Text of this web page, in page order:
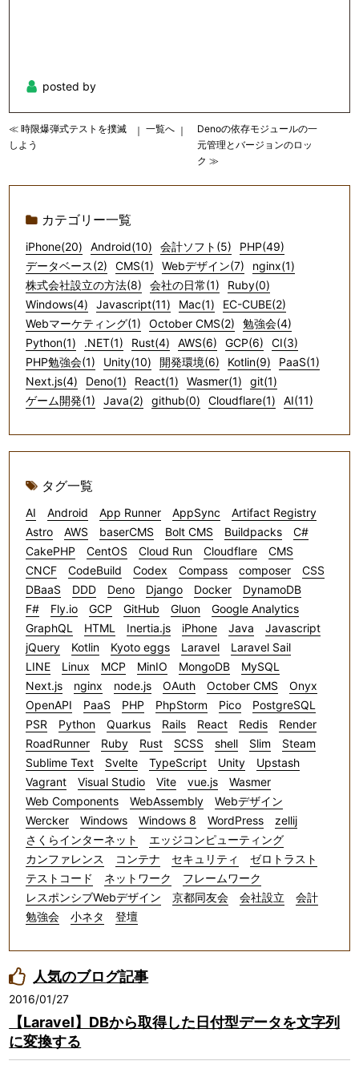
posted by
≪ 時限爆弾式テストを撲滅
しよう
｜一覧へ ｜
Denoの依存モジュールの一
元管理とバージョンのロッ
ク ≫
カテゴリー一覧
iPhone(20) Android(10) 会計ソフト(5)
PHP(49)
データベース(2)
CMS(1) Webデザイン(7)
nginx(1)
株式会社設立の方法(8)
会社の日常(1)
Ruby(0)
Windows(4)
Javascript(11) Mac(1)
EC-CUBE(2)
Webマーケティング(1)
October CMS(2)
勉強会(4)
Python(1)
.NET(1) Rust(4) AWS(6) GCP(6)
CI(3)
PHP勉強会(1)
Unity(10) 開発環境(6) Kotlin(9)
PaaS(1)
Next.js(4)
Deno(1) React(1) Wasmer(1)
git(1)
ゲーム開発(1)
Java(2) github(0) Cloudflare(1) AI(11)
タグ一覧
AI Android App Runner AppSync
Artifact Registry
Astro
AWS baserCMS Bolt CMS Buildpacks
C#
CakePHP
CentOS Cloud Run Cloudflare
CMS
CNCF
CodeBuild Codex Compass composer
CSS
DBaaS
DDD Deno Django Docker
DynamoDB
F#
Fly.io GCP GitHub Gluon
Google Analytics
GraphQL
HTML Inertia.js iPhone Java
Javascript
jQuery
Kotlin Kyoto eggs Laravel
Laravel Sail
LINE
Linux MCP MinIO MongoDB
MySQL
Next.js
nginx node.js OAuth October CMS
Onyx
OpenAPI
PaaS PHP PhpStorm Pico
PostgreSQL
PSR
Python Quarkus Rails React Redis
Render
RoadRunner
Ruby Rust SCSS shell Slim
Steam
Sublime Text
Svelte TypeScript Unity
Upstash
Vagrant
Visual Studio Vite vue.js
Wasmer
Web Components
WebAssembly
Webデザイン
Wercker
Windows Windows 8 WordPress
zellij
さくらインターネット
エッジコンピューティング
カンファレンス
コンテナ セキュリティ
ゼロトラスト
テストコード
ネットワーク
フレームワーク
レスポンシブWebデザイン
京都同友会 会社設立
会計
勉強会
小ネタ 登壇
人気のブログ記事
2016/01/27
【Laravel】DBから取得した日付型データを文字列
に変換する